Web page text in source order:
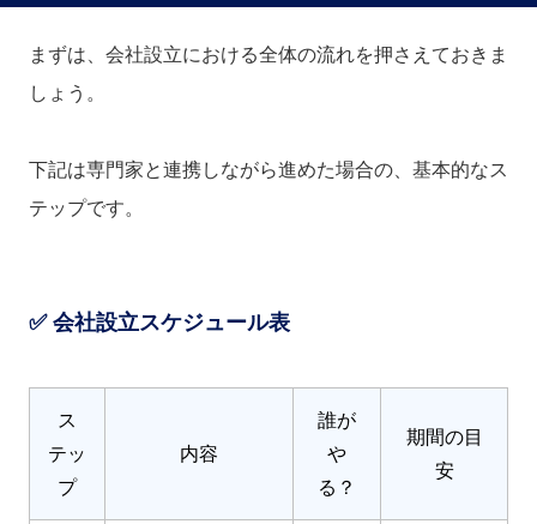
まずは、会社設立における全体の流れを押さえておきま
しょう。
下記は専門家と連携しながら進めた場合の、基本的なス
テップです。
✅ 会社設立スケジュール表
ス
テッ
プ
内容
誰が
や
る？
期間の目
安